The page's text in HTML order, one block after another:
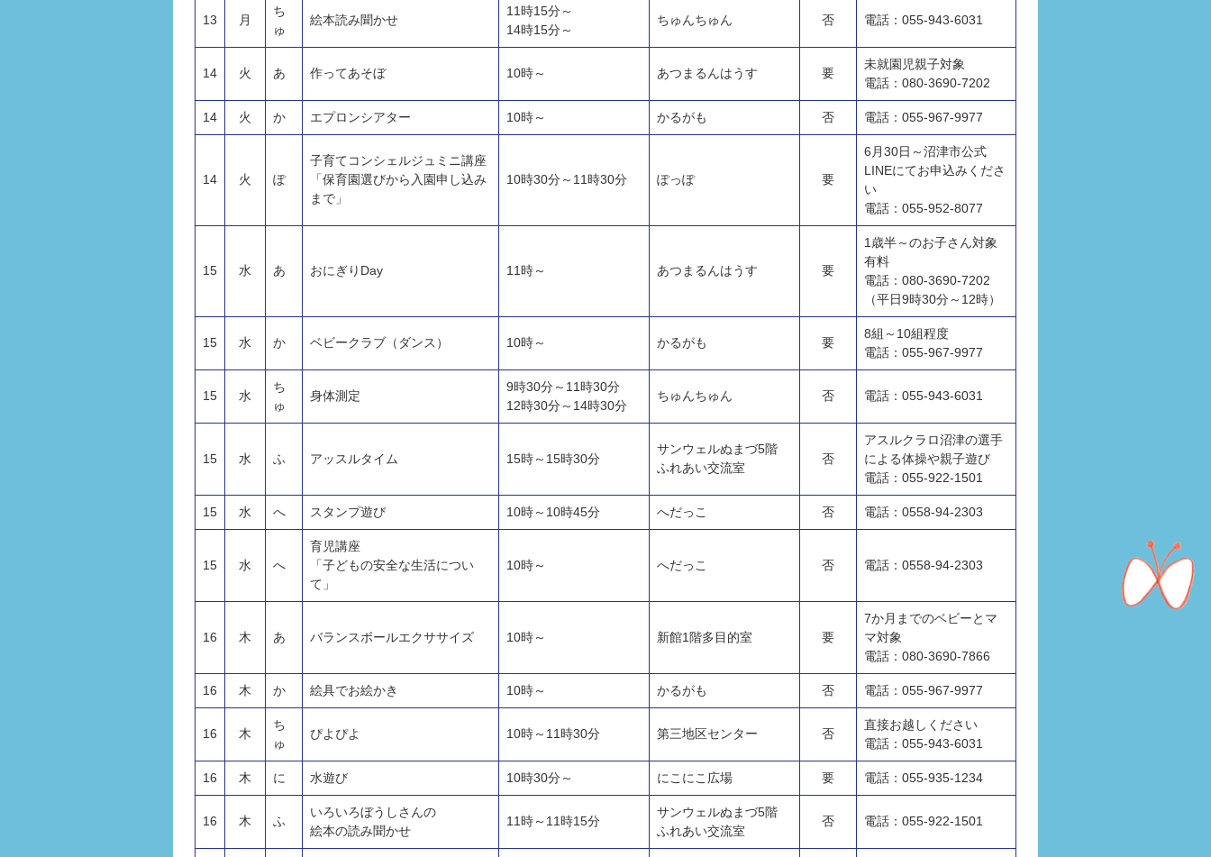
13 月
ち
ゅ
絵本読み聞かせ
11時15分～
14時15分～
ちゅんちゅん 否 電話：055-943-6031
14 火 あ 作ってあそぼ 10時～ あつまるんはうす 要
未就園児親子対象
電話：080-3690-7202
14 火 か エプロンシアター 10時～ かるがも 否 電話：055-967-9977
14 火 ぽ
子育てコンシェルジュミニ講座
「保育園選びから入園申し込み
まで」
10時30分～11時30分 ぽっぽ 要
6月30日～沼津市公式
LINEにてお申込みくださ
い
電話：055-952-8077
15 水 あ おにぎりDay 11時～ あつまるんはうす 要
1歳半～のお子さん対象
有料
電話：080-3690-7202
（平日9時30分～12時）
15 水 か ベビークラブ（ダンス） 10時～ かるがも 要
8組～10組程度
電話：055-967-9977
15 水
ち
ゅ
身体測定
9時30分～11時30分
12時30分～14時30分
ちゅんちゅん 否 電話：055-943-6031
15 水 ふ アッスルタイム 15時～15時30分
サンウェルぬまづ5階
ふれあい交流室
否
アスルクラロ沼津の選手
による体操や親子遊び
電話：055-922-1501
15 水 へ スタンプ遊び 10時～10時45分 へだっこ 否 電話：0558-94-2303
15 水 へ
育児講座
「子どもの安全な生活につい
て」
10時～ へだっこ 否 電話：0558-94-2303
16 木 あ バランスボールエクササイズ 10時～ 新館1階多目的室 要
7か月までのベビーとマ
マ対象
電話：080-3690-7866
16 木 か 絵具でお絵かき 10時～ かるがも 否 電話：055-967-9977
16 木
ち
ゅ
ぴよぴよ 10時～11時30分 第三地区センター 否
直接お越しください
電話：055-943-6031
16 木 に 水遊び 10時30分～ にこにこ広場 要 電話：055-935-1234
16 木 ふ
いろいろぼうしさんの
絵本の読み聞かせ
11時～11時15分
サンウェルぬまづ5階
ふれあい交流室
否 電話：055-922-1501